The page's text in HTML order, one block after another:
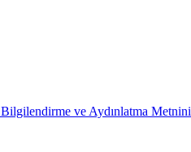
Bilgilendirme ve Aydınlatma Metnini